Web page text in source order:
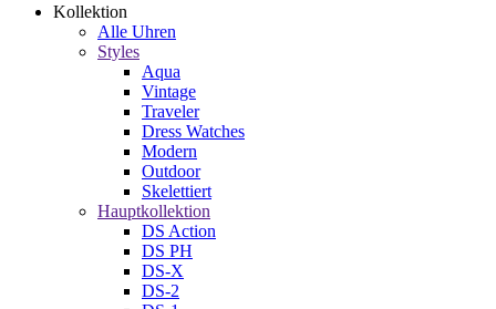
Kollektion
Alle Uhren
Styles
Aqua
Vintage
Traveler
Dress Watches
Modern
Outdoor
Skelettiert
Hauptkollektion
DS Action
DS PH
DS-X
DS-2